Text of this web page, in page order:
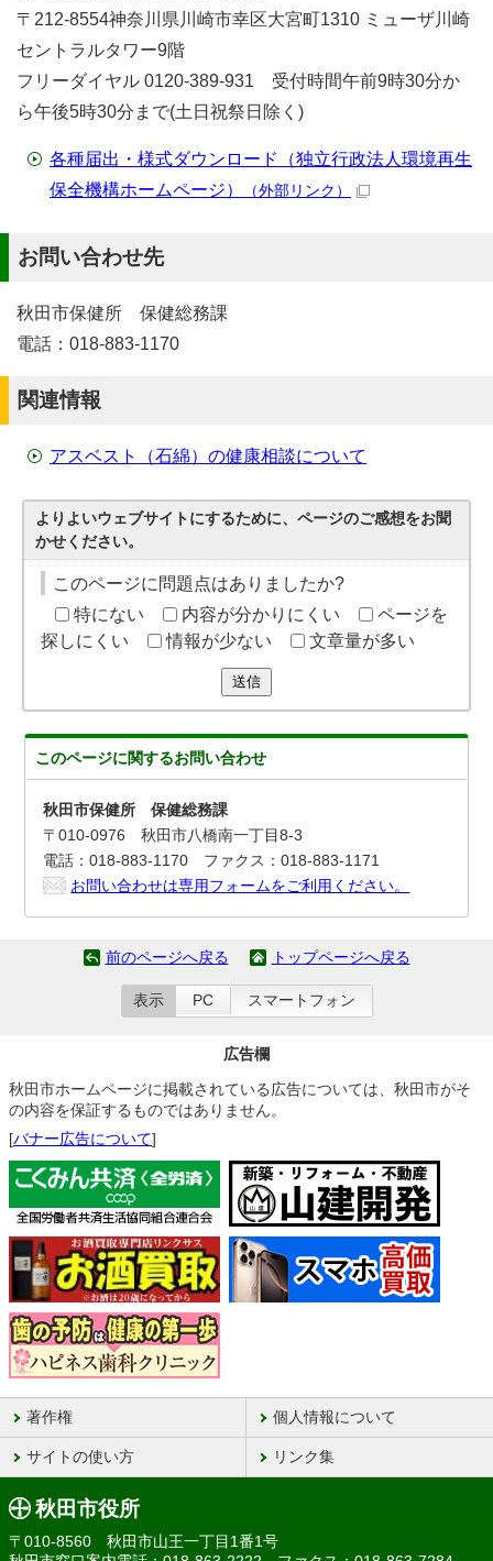
〒212-8554神奈川県川崎市幸区大宮町1310 ミューザ川崎
セントラルタワー9階
フリーダイヤル 0120-389-931 受付時間午前9時30分か
ら午後5時30分まで(土日祝祭日除く)
各種届出・様式ダウンロード（独立行政法人環境再生
保全機構ホームページ）
（外部リンク）
お問い合わせ先
秋田市保健所 保健総務課
電話：018-883-1170
関連情報
アスベスト（石綿）の健康相談について
よりよいウェブサイトにするために、ページのご感想をお聞
かせください。
このページに問題点はありましたか?
特にない
内容が分かりにくい
ページを
探しにくい
情報が少ない 文章量が多い
送信
このページに関するお問い合わせ
秋田市保健所 保健総務課
〒010-0976 秋田市八橋南一丁目8-3
電話：018-883-1170 ファクス：018-883-1171
お問い合わせは専用フォームをご利用ください。
前のページへ戻る トップページへ戻る
表示 PC スマートフォン
広告欄
秋田市ホームページに掲載されている広告については、秋田市がそ
の内容を保証するものではありません。
[バナー広告について]
著作権 個人情報について
サイトの使い方 リンク集
秋田市役所
〒010-8560 秋田市山王一丁目1番1号